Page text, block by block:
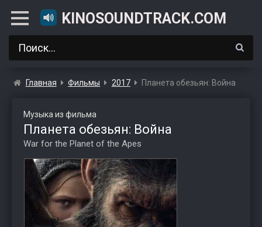
KINOSOUNDTRACK.COM
Главная Фильмы 2017 Планета обезьян: Война
Музыка из фильма
Планета обезьян: Война
War for the Planet of the Apes